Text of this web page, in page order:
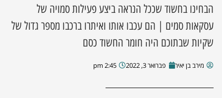
הבחינו בחשוד שככל הנראה ביצע פעילות סמויה של
עסקאות סמים | הם עכבו אותו ואיתרו ברכבו מספר גדול של
שקיות שבתוכם היה חומר החשוד כסם
מירב בן יאיר פברואר 3, 2022 2:45 pm